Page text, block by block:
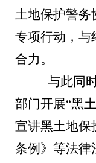
土地保护警务
专项行动，与
合力。
与此同
部门开展“黑
宣讲黑土地保
条例》等法律